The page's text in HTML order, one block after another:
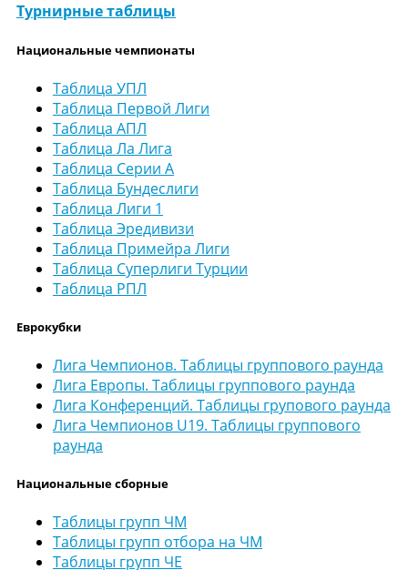
Турнирные таблицы
Национальные чемпионаты
Таблица УПЛ
Таблица Первой Лиги
Таблица АПЛ
Таблица Ла Лига
Таблица Серии А
Таблица Бундеслиги
Таблица Лиги 1
Таблица Эредивизи
Таблица Примейра Лиги
Таблица Суперлиги Турции
Таблица РПЛ
Еврокубки
Лига Чемпионов. Таблицы группового раунда
Лига Европы. Таблицы группового раунда
Лига Конференций. Таблицы групового раунда
Лига Чемпионов U19. Таблицы группового
раунда
Национальные сборные
Таблицы групп ЧМ
Таблицы групп отбора на ЧМ
Таблицы групп ЧЕ